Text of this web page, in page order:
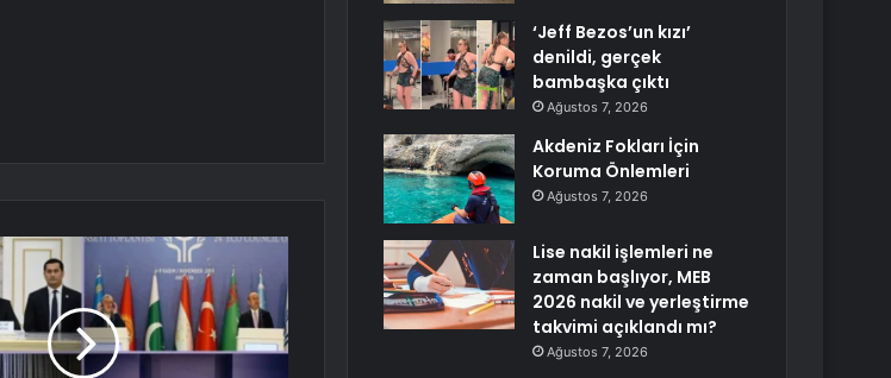
‘Jeff Bezos’un kızı’
denildi, gerçek
bambaşka çıktı
Ağustos 7, 2026
Akdeniz Fokları İçin
Koruma Önlemleri
Ağustos 7, 2026
Lise nakil işlemleri ne
zaman başlıyor, MEB
2026 nakil ve yerleştirme
takvimi açıklandı mı?
Ağustos 7, 2026